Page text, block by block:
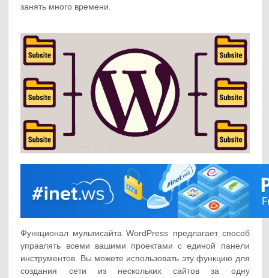
занять много времени.
Функционал мультисайта WordPress предлагает способ
управлять всеми вашими проектами с единой панели
инструментов. Вы можете использовать эту функцию для
создания сети из нескольких сайтов за одну